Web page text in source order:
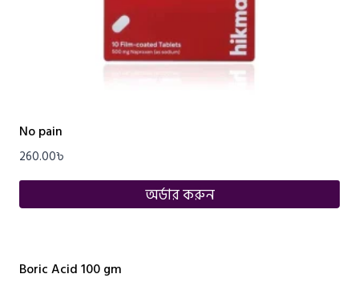
No pain
260.00৳
অর্ডার করুন
Boric Acid 100 gm